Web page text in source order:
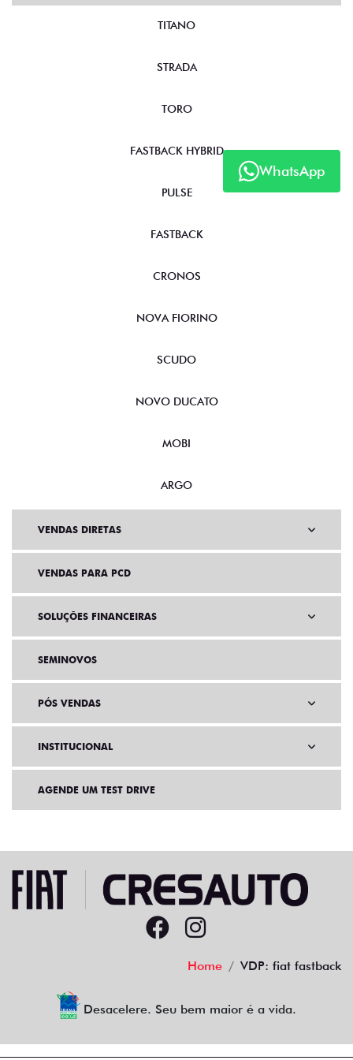
WhatsApp
TITANO
STRADA
TORO
FASTBACK HYBRID
PULSE
FASTBACK
CRONOS
NOVA FIORINO
SCUDO
NOVO DUCATO
MOBI
ARGO
VENDAS DIRETAS
VENDAS PARA PCD
SOLUÇÕES FINANCEIRAS
SEMINOVOS
PÓS VENDAS
INSTITUCIONAL
AGENDE UM TEST DRIVE
Home VDP: fiat fastback
Desacelere. Seu bem maior é a vida.